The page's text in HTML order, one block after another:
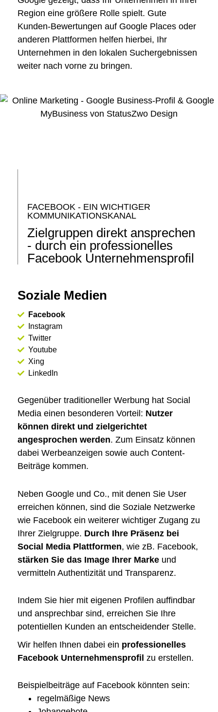
Region eine größere Rolle spielt. Gute
Kunden-Bewertungen auf Google Places oder
anderen Plattformen helfen hierbei, Ihr
Unternehmen in den lokalen Suchergebnissen
weiter nach vorne zu bringen.
FACEBOOK - EIN WICHTIGER
KOMMUNIKATIONS­KANAL
Zielgruppen direkt ansprechen
- durch ein professionelles
Facebook Unternehmensprofil
Soziale Medien
Facebook
Instagram
Twitter
Youtube
Xing
LinkedIn
Gegenüber traditioneller Werbung hat Social
Media einen besonderen Vorteil: Nutzer
können direkt und zielgerichtet
angesprochen werden. Zum Einsatz können
dabei Werbeanzeigen sowie auch Content-
Beiträge kommen.
Neben Google und Co., mit denen Sie User
erreichen können, sind die Soziale Netzwerke
wie Facebook ein weiterer wichtiger Zugang zu
Ihrer Zielgruppe. Durch Ihre Präsenz bei
Social Media Plattformen, wie zB. Facebook,
stärken Sie das Image Ihrer Markeund
vermitteln Authentizität und Transparenz.
Indem Sie hier mit eigenen Profilen auffindbar
und ansprechbar sind, erreichen Sie Ihre
potentiellen Kunden an entscheidender Stelle.
Wir helfen Ihnen dabei ein professionelles
Facebook Unternehmensprofil zu erstellen.
Beispielbeiträge auf Facebook könnten sein:
regelmäßige News